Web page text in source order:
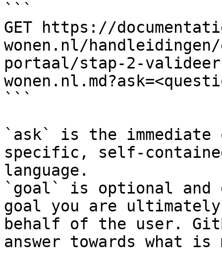
```
GET https://
wonen.nl/
portaal/stap-2-
```
`ask` is the
specific, self-
language.
`goal` is optional and
goal you are
behalf of the user.
answer towards what